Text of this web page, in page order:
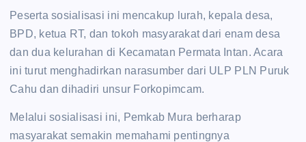
Peserta sosialisasi ini mencakup lurah, kepala desa,
BPD, ketua RT, dan tokoh masyarakat dari enam desa
dan dua kelurahan di Kecamatan Permata Intan. Acara
ini turut menghadirkan narasumber dari ULP PLN Puruk
Cahu dan dihadiri unsur Forkopimcam.
Melalui sosialisasi ini, Pemkab Mura berharap
masyarakat semakin memahami pentingnya